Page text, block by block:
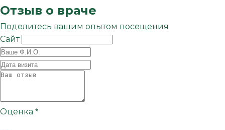
Отзыв о враче
Поделитесь вашим опытом посещения
Сайт
Оценка *